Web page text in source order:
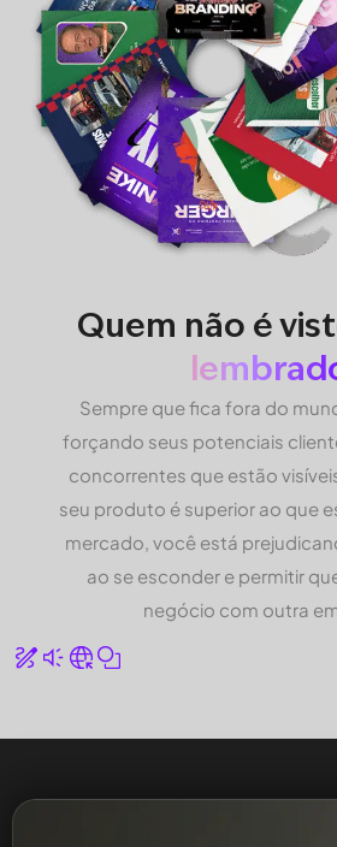
Quem não é
Sempre que fica fora do
forçando seus potenciais
concorrentes que estão
seu produto é superior ao que
mercado, você está
ao se esconder e permitir
negócio com outra